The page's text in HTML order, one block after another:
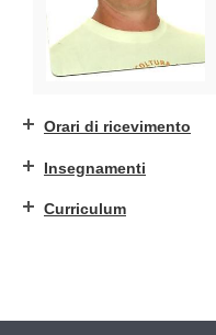
Orari di ricevimento
Insegnamenti
Curriculum